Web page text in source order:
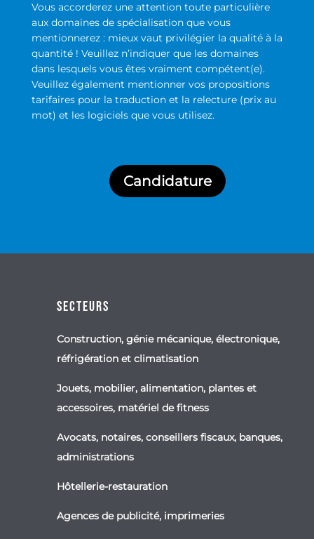
Vous accorderez une attention toute particulière
aux domaines de spécialisation que vous
mentionnerez : mieux vaut privilégier la qualité à la
quantité ! Veuillez n’indiquer que les domaines
dans lesquels vous êtes vraiment compétent(e).
Veuillez également mentionner vos propositions
tarifaires pour la traduction et la relecture (prix au
mot) et les logiciels que vous utilisez.
Candidature
Secteurs
Construction, génie mécanique, électronique,
réfrigération et climatisation
Jouets, mobilier, alimentation, plantes et
accessoires, matériel de fitness
Avocats, notaires, conseillers fiscaux, banques,
administrations
Hôtellerie-restauration
Agences de publicité, imprimeries